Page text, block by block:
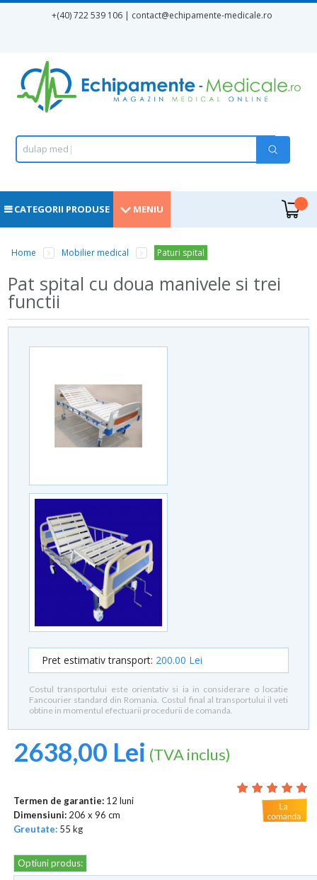
+(40) 722 539 106 | contact@echipamente-medicale.ro
Formular de căutare
Căutare
.dulap med i|
MENIU
CATEGORII PRODUSE
Home Mobilier medical Paturi spital
Pat spital cu doua manivele si trei
functii
Pret estimativ transport: 200.00 Lei
Costul transportului este orientativ si ia in considerare o locatie
Fancourier standard din Romania. Costul final al transportului il veti
obtine in momentul efectuarii procedurii de comanda.
2638,00 Lei (TVA inclus)
Termen de garantie: 12 luni
Dimensiuni: 206 x 96 cm
Greutate: 55 kg
Optiuni produs: